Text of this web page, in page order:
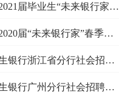
中国民生银行2021届毕业生“未来银行家”暑期管培生校园招聘
中国民生银行2020届“未来银行家”春季校园招聘
2020年中国民生银行浙江省分行社会招聘启事
2020年中国民生银行广州分行社会招聘启事